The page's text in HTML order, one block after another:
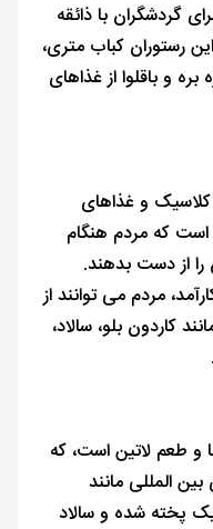
گردشگران با ذائقه
رستوران کباب متری،
و باقلوا از غذاهای
و غذاهای
که مردم هنگام
را از دست بدهند.
مردم می توانند از
کاردون بلو، سالاد،
و طعم لاتین است، که
المللی مانند
پخته شده و سالاد